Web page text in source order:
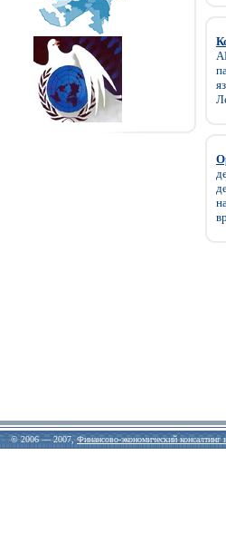
© 2006 — 2007,Финансово-экономический консалтинг